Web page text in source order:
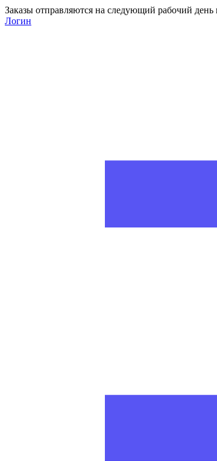
Заказы отправляются на следующий рабочий
Логин